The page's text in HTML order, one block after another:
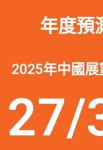
年度預
2025年中國展
27/